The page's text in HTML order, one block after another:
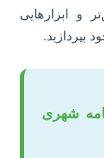
و ابزارهایی
بپردازید.
شهری